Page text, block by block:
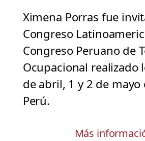
Ximena Porras fue
Congreso
Congreso Peruano de
Ocupacional realizado
de abril, 1 y 2 de mayo
Perú.
Más